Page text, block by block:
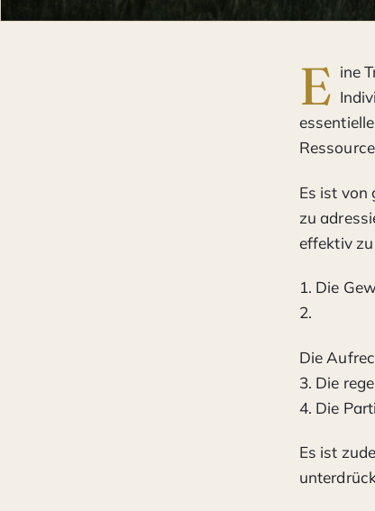
E ine
Es ist von
zu
effektiv
1. Die
2.
Die
3. Die
4. Die
Es ist